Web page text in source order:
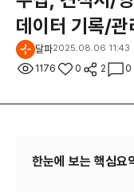
데이터 기록/관
달파2025.08.06 11:43
1176 0 2 0
한눈에 보는 핵심요